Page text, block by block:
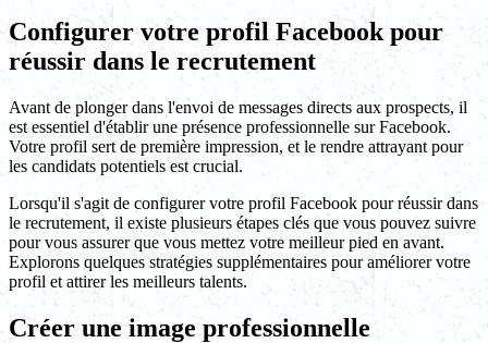
Configurer votre profil Facebook pour
réussir dans le recrutement
Avant de plonger dans l'envoi de messages directs aux prospects, il
est essentiel d'établir une présence professionnelle sur Facebook.
Votre profil sert de première impression, et le rendre attrayant pour
les candidats potentiels est crucial.
Lorsqu'il s'agit de configurer votre profil Facebook pour réussir dans
le recrutement, il existe plusieurs étapes clés que vous pouvez suivre
pour vous assurer que vous mettez votre meilleur pied en avant.
Explorons quelques stratégies supplémentaires pour améliorer votre
profil et attirer les meilleurs talents.
Créer une image professionnelle